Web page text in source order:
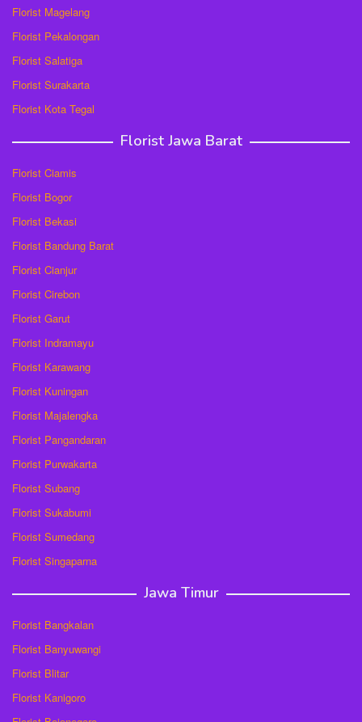
Florist Magelang
Florist Pekalongan
Florist Salatiga
Florist Surakarta
Florist Kota Tegal
Florist Jawa Barat
Florist Ciamis
Florist Bogor
Florist Bekasi
Florist Bandung Barat
Florist Cianjur
Florist Cirebon
Florist Garut
Florist Indramayu
Florist Karawang
Florist Kuningan
Florist Majalengka
Florist Pangandaran
Florist Purwakarta
Florist Subang
Florist Sukabumi
Florist Sumedang
Florist Singaparna
Jawa Timur
Florist Bangkalan
Florist Banyuwangi
Florist Blitar
Florist Kanigoro